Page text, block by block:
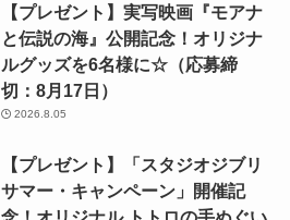
【プレゼント】実写映画『モアナ
と伝説の海』公開記念！オリジナ
ルグッズを6名様に☆（応募締
切：8月17日）
2026.8.05
【プレゼント】「スタジオジブリ
サマー・キャンペーン」開催記